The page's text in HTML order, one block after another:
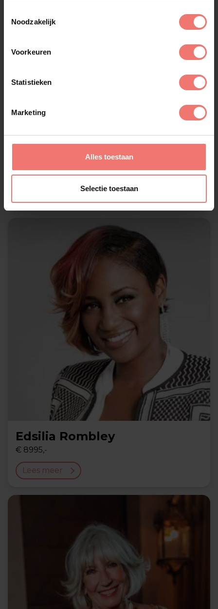
Noodzakelijk
Voorkeuren
Statistieken
Marketing
Alles toestaan
Selectie toestaan
Lee Towers
€ 7000,-
Edsilia Rombley
€ 8995,-
Lees meer